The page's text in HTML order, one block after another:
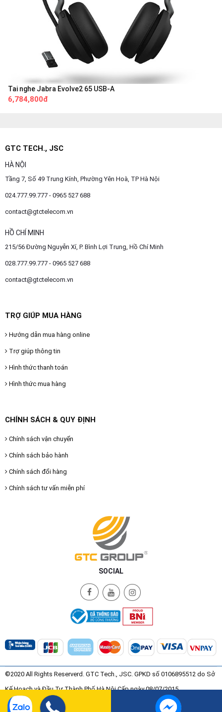
Tai nghe Jabra Evolve2 65 USB-A
6,784,800đ
GTC TECH., JSC
HÀ NỘI
Tầng 7, Số 49 Trung Kính, Phường Yên Hoà, TP Hà Nội
024.777.99.777 - 0965 527 688
contact@gtctelecom.vn
HỒ CHÍ MINH
215/56 Đường Nguyễn Xí, P. Bình Lợi Trung, Hồ Chí Minh
028.777.99.777 - 0965 527 688
contact@gtctelecom.vn
TRỢ GIÚP MUA HÀNG
Hướng dẫn mua hàng online
Trợ giúp thông tin
Hình thức thanh toán
Hình thức mua hàng
CHÍNH SÁCH & QUY ĐỊNH
Chính sách vận chuyển
Chính sách bảo hành
Chính sách đổi hàng
Chính sách tư vấn miễn phí
SOCIAL
©2020 All Rights Reserverd. GTC Tech., JSC. GPKD số 0106895512 do Sở
Kế Hoạch và Đầu Tư Thành Phố Hà Nội Cấp ngày 08/07/2015